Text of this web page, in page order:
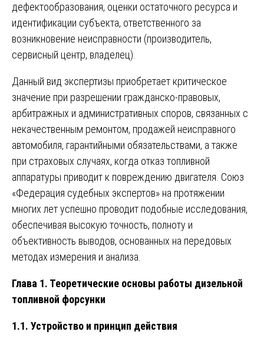
дефектообразования, оценки остаточного ресурса и
идентификации субъекта, ответственного за
возникновение неисправности (производитель,
сервисный центр, владелец).
Данный вид экспертизы приобретает критическое
значение при разрешении гражданско-правовых,
арбитражных и административных споров, связанных с
некачественным ремонтом, продажей неисправного
автомобиля, гарантийными обязательствами, а также
при страховых случаях, когда отказ топливной
аппаратуры приводит к повреждению двигателя. Союз
«Федерация судебных экспертов» на протяжении
многих лет успешно проводит подобные исследования,
обеспечивая высокую точность, полноту и
объективность выводов, основанных на передовых
методах измерения и анализа.
Глава 1. Теоретические основы работы дизельной
топливной форсунки
1.1. Устройство и принцип действия